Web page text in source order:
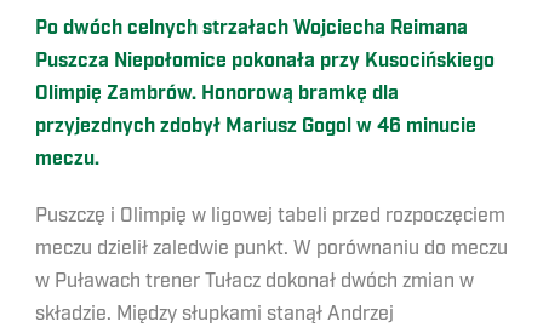
Po dwóch celnych strzałach Wojciecha Reimana
Puszcza Niepołomice pokonała przy Kusocińskiego
Olimpię Zambrów. Honorową bramkę dla
przyjezdnych zdobył Mariusz Gogol w 46 minucie
meczu.
Puszczę i Olimpię w ligowej tabeli przed rozpoczęciem
meczu dzielił zaledwie punkt. W porównaniu do meczu
w Puławach trener Tułacz dokonał dwóch zmian w
składzie. Między słupkami stanął Andrzej